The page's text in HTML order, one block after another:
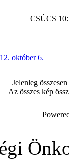
CSÚCS
október 6.
Jelenleg
Az összes kép